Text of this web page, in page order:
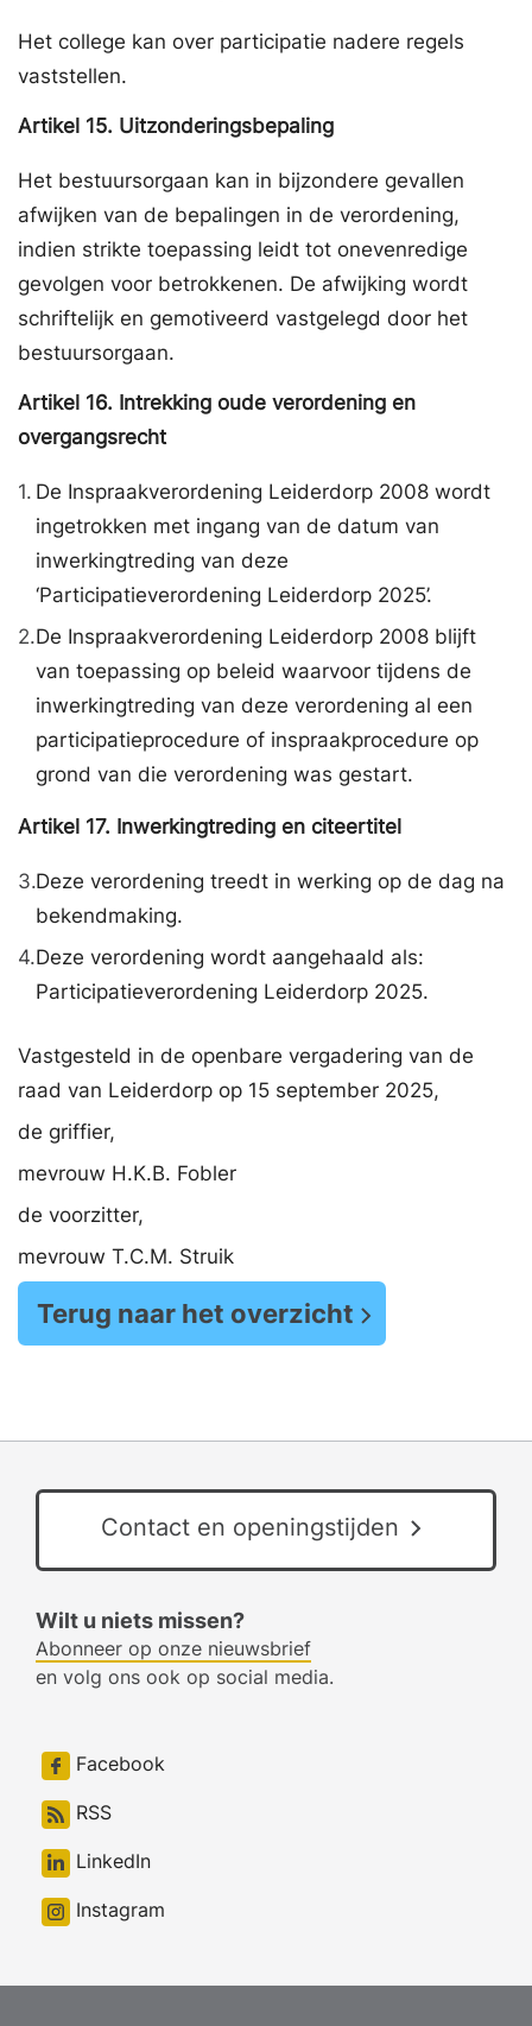
Het college kan over participatie nadere regels
vaststellen.
Artikel 15. Uitzonderingsbepaling
Het bestuursorgaan kan in bijzondere gevallen
afwijken van de bepalingen in de verordening,
indien strikte toepassing leidt tot onevenredige
gevolgen voor betrokkenen. De afwijking wordt
schriftelijk en gemotiveerd vastgelegd door het
bestuursorgaan.
Artikel 16. Intrekking oude verordening en
overgangsrecht
1. De Inspraakverordening Leiderdorp 2008 wordt
ingetrokken met ingang van de datum van
inwerkingtreding van deze
‘Participatieverordening Leiderdorp 2025’.
2.De Inspraakverordening Leiderdorp 2008 blijft
van toepassing op beleid waarvoor tijdens de
inwerkingtreding van deze verordening al een
participatieprocedure of inspraakprocedure op
grond van die verordening was gestart.
Artikel 17. Inwerkingtreding en citeertitel
3.Deze verordening treedt in werking op de dag na
bekendmaking.
4.Deze verordening wordt aangehaald als:
Participatieverordening Leiderdorp 2025.
Vastgesteld in de openbare vergadering van de
raad van Leiderdorp op 15 september 2025,
de griffier,
mevrouw H.K.B. Fobler
de voorzitter,
mevrouw T.C.M. Struik
Terug naar het overzicht
Contact en openingstijden
Wilt u niets missen?
Abonneer op onze nieuwsbrief
en volg ons ook op social media.
Facebook
RSS
LinkedIn
Instagram